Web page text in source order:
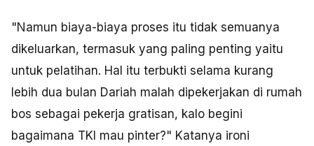
"Namun biaya-biaya proses itu tidak semuanya
dikeluarkan, termasuk yang paling penting yaitu
untuk pelatihan. Hal itu terbukti selama kurang
lebih dua bulan Dariah malah dipekerjakan di rumah
bos sebagai pekerja gratisan, kalo begini
bagaimana TKI mau pinter?" Katanya ironi